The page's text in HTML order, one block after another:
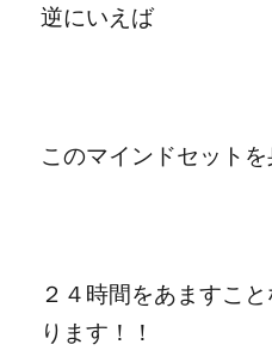
逆にいえば
このマインドセット
２４時間をあますこ
ります！！